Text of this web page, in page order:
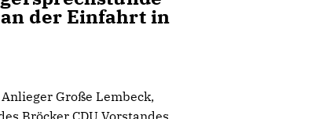
der Einfahrt in
Große Lembeck,
Bröcker CDU Vorstandes